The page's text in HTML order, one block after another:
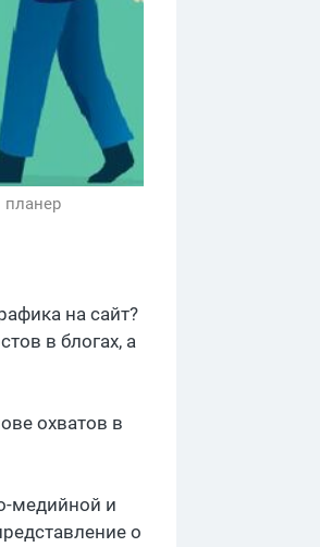
планер
на сайт?
в блогах, а
охватов в
медийной и
о